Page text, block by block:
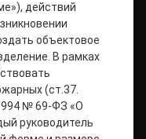
действий
объектовое
В рамках
(ст.37.
№ 69-ФЗ «О
руководитель